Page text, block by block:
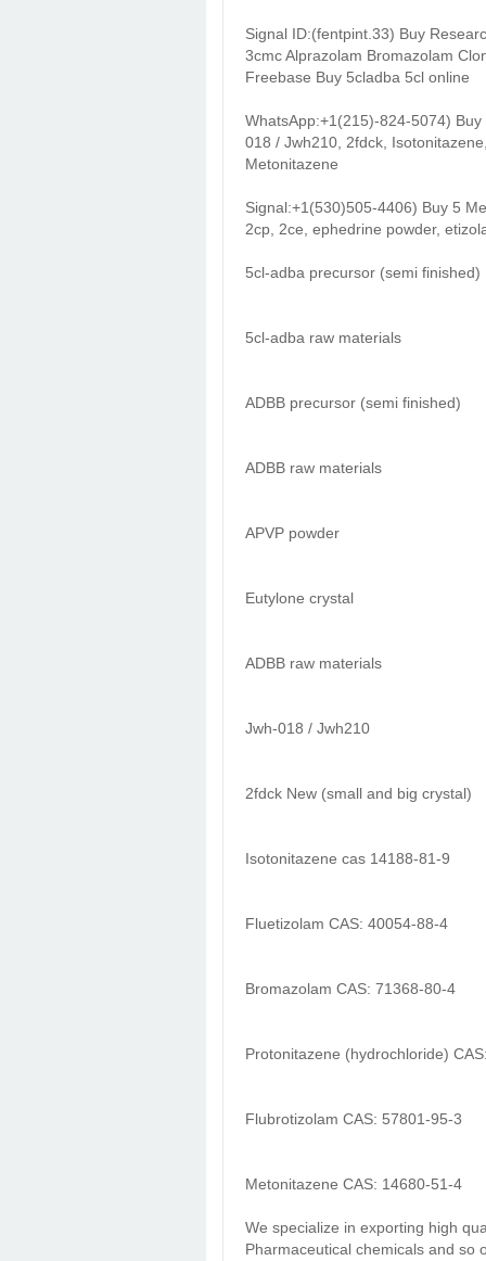
Signal ID:(fentpint.33) Buy
3cmc Alprazolam Bromazolam
Freebase Buy 5cladba 5cl online
WhatsApp:+1(215)-824-5074)
018 / Jwh210, 2fdck,
Metonitazene
Signal:+1(530)505-4406) Buy 5
2cp, 2ce, ephedrine powder,
5cl-adba precursor (semi finished)
5cl-adba raw materials
ADBB precursor (semi finished)
ADBB raw materials
APVP powder
Eutylone crystal
ADBB raw materials
Jwh-018 / Jwh210
2fdck New (small and big crystal)
Isotonitazene cas 14188-81-9
Fluetizolam CAS: 40054-88-4
Bromazolam CAS: 71368-80-4
Protonitazene (hydrochloride)
Flubrotizolam CAS: 57801-95-3
Metonitazene CAS: 14680-51-4
We specialize in exporting high
Pharmaceutical chemicals and so